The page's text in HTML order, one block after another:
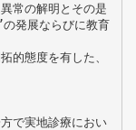
常の解明とその是
発展ならびに教育
的態度を有した、
で実地診療におい